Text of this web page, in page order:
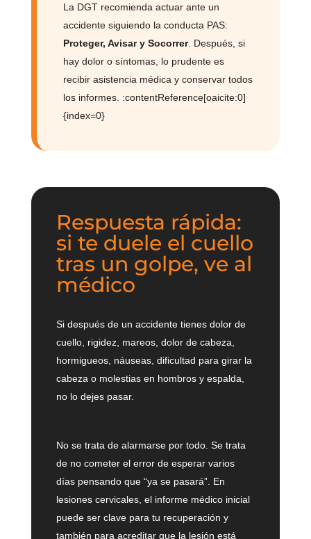
La DGT recomienda actuar ante un
accidente siguiendo la conducta PAS:
Proteger, Avisar y Socorrer. Después, si
hay dolor o síntomas, lo prudente es
recibir asistencia médica y conservar todos
los informes. :contentReference[oaicite:0]
{index=0}
Respuesta rápida:
si te duele el cuello
tras un golpe, ve al
médico
Si después de un accidente tienes dolor de
cuello, rigidez, mareos, dolor de cabeza,
hormigueos, náuseas, dificultad para girar la
cabeza o molestias en hombros y espalda,
no lo dejes pasar.
No se trata de alarmarse por todo. Se trata
de no cometer el error de esperar varios
días pensando que “ya se pasará”. En
lesiones cervicales, el informe médico inicial
puede ser clave para tu recuperación y
también para acreditar que la lesión está